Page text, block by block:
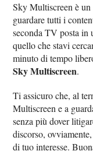
Sky Multiscreen è
guardare tutti i
seconda TV posta in
quello che stavi
minuto di tempo
Sky Multiscreen.
Ti assicuro che, al
Multiscreen e a
senza più dover
discorso,
di tuo interesse.